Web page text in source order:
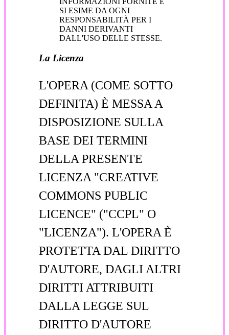
SI ESIME DA OGNI
RESPONSABILITÀ PER I
DANNI DERIVANTI
DALL'USO DELLE STESSE.
La Licenza
L'OPERA (COME SOTTO
DEFINITA) È MESSA A
DISPOSIZIONE SULLA
BASE DEI TERMINI
DELLA PRESENTE
LICENZA "CREATIVE
COMMONS PUBLIC
LICENCE" ("CCPL" O
"LICENZA"). L'OPERA È
PROTETTA DAL DIRITTO
D'AUTORE, DAGLI ALTRI
DIRITTI ATTRIBUITI
DALLA LEGGE SUL
DIRITTO D'AUTORE